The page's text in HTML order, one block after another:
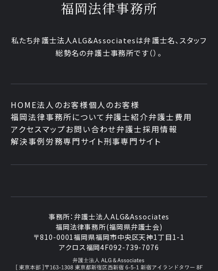
福岡法律事務所
私たち弁護士法人ALG&Associatesは弁護士名、 スタッフ
総勢名の弁護士事務所です（）。
HOME法人のお客様個人のお客様
福岡法律事務所について 弁護士紹介弁護士費用
アクセスマップお問い合わせ弁護士採用情報
解決事例労務専門サイト刑事専門サイト
事務所：弁護士法人ALG&Associates
福岡法律事務所(福岡県弁護士会)
〒810-0001福岡県福岡市中央区天神1丁目1-1
アクロス福岡4F092-739-7076